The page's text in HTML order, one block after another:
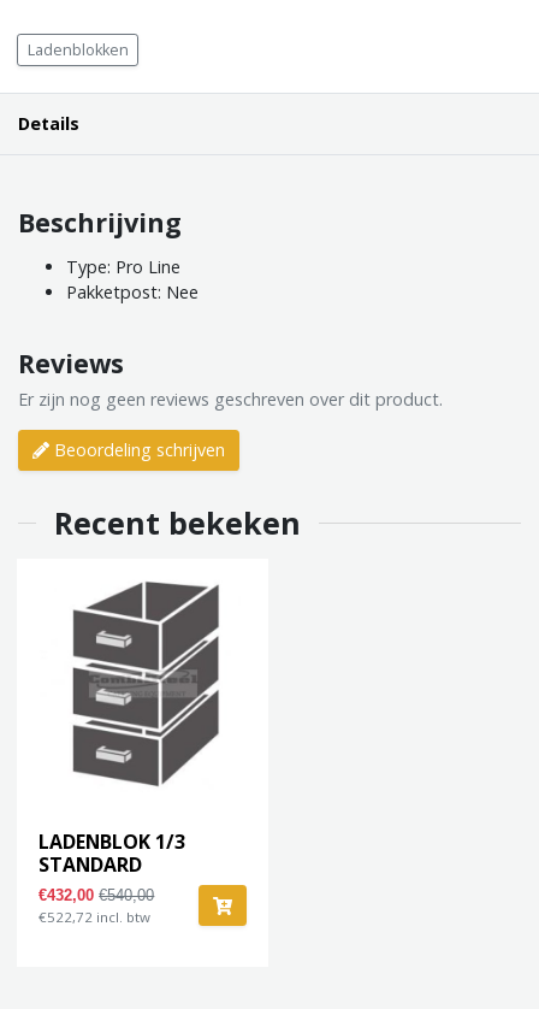
Ladenblokken
Details
Beschrijving
Type: Pro Line
Pakketpost: Nee
Reviews
Er zijn nog geen reviews geschreven over dit product.
Beoordeling schrijven
Recent bekeken
LADENBLOK 1/3
STANDARD
€432,00€540,00
€522,72 incl. btw